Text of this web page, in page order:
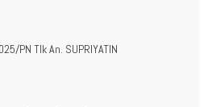
PN Tlk An. SUPRIYATIN